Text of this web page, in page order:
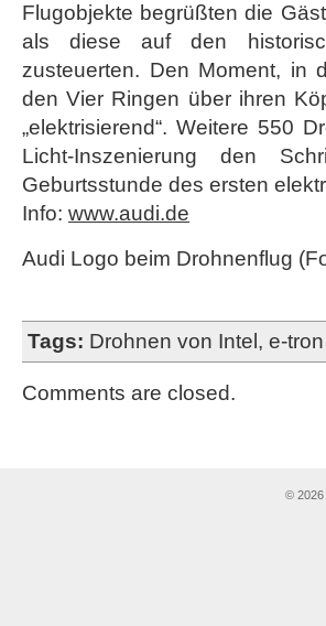
Flugobjekte begrüßten die
als diese auf den
zusteuerten. Den Moment, in
den Vier Ringen über ihren
„elektrisierend“. Weitere 550
Licht-Inszenierung den
Geburtsstunde des ersten
Info: www.audi.de
Audi Logo beim Drohnenflug
Tags: Drohnen von Intel , e-
Comments are closed.
© 2026